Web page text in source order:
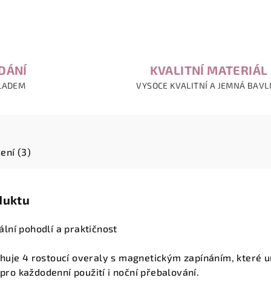
KVALITNÍ MATERIÁL
VYSOCE KVALITNÍ A JEMNÁ
(3)
pohodlí a praktičnost
4 rostoucí overaly s magnetickým zapínáním, které
každodenní použití i noční přebalování.